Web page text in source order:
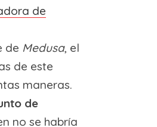
de
de Medusa, el
de este
maneras.
de
no se habría